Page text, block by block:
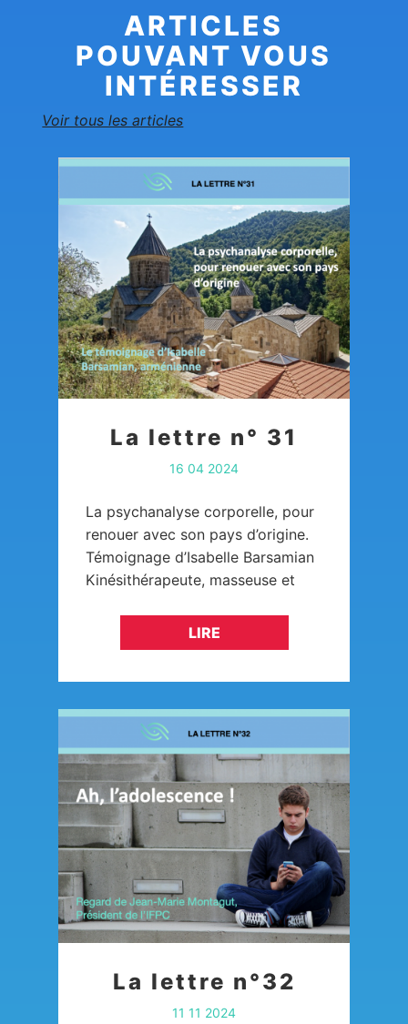
ARTICLES
POUVANT VOUS
INTÉRESSER
Voir tous les articles
La lettre n° 31
16 04 2024
La psychanalyse corporelle, pour
renouer avec son pays d’origine.
Témoignage d’Isabelle Barsamian
Kinésithérapeute, masseuse et
Belgique, Isabelle Barsamian
témoigne de son parcours au
LIRE
La lettre n°32
11 11 2024